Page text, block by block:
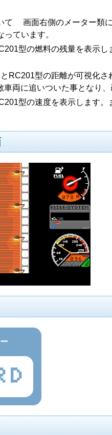
て 画面右側のメーター類
ています。
型の燃料の残量を表示
RC201型の距離が可視化
に追いついた事となり、
型の速度を表示します